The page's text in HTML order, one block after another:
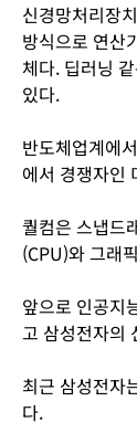
신경망처리장
방식으로 연산
체다. 딥러닝
있다.
반도체업계에
에서 경쟁자인
퀄컴은 스냅드
(CPU)와 그래
앞으로 인공지
고 삼성전자의
최근 삼성전자
다.